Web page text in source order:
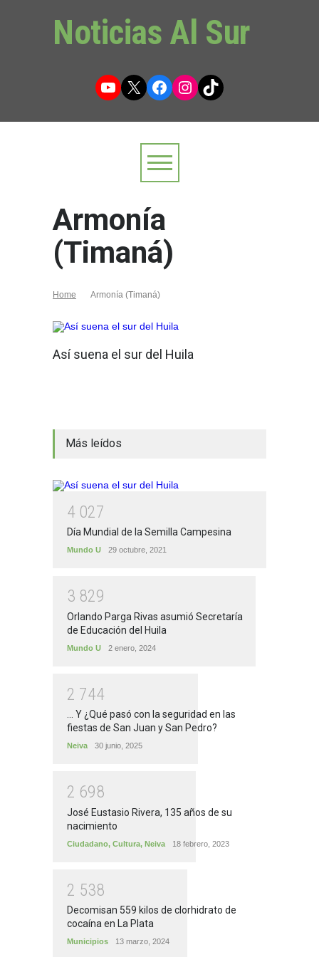
Noticias Al Sur
YouTube
X Facebook
Instagram
TikTok
Armonía
(Timaná)
Home Armonía (Timaná)
Así suena el sur del Huila
Más leídos
4 027
Día Mundial de la Semilla Campesina
Mundo U 29 octubre, 2021
3 829
Orlando Parga Rivas asumió Secretaría
de Educación del Huila
Mundo U 2 enero, 2024
2 744
... Y ¿Qué pasó con la seguridad en las
fiestas de San Juan y San Pedro?
Neiva 30 junio, 2025
2 698
José Eustasio Rivera, 135 años de su
nacimiento
Ciudadano, Cultura, Neiva 18 febrero, 2023
2 538
Decomisan 559 kilos de clorhidrato de
cocaína en La Plata
Municipios 13 marzo, 2024